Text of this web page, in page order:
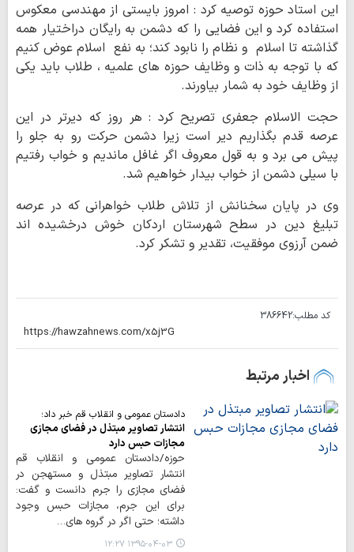
این استاد حوزه توصیه کرد : امروز بایستی از مهندسی معکوس
استفاده کرد و این فضایی را که دشمن به رایگان دراختیار همه
گذاشته تا اسلام و نظام را نابود کند؛ به نفع اسلام عوض کنیم
که با توجه به ذات و وظایف حوزه های علمیه ، طلاب باید یکی
از وظایف خود به شمار بیاورند.
حجت الاسلام جعفری تصریح کرد : هر روز که دیرتر در این
عرصه قدم بگذاریم دیر است زیرا دشمن حرکت رو به جلو را
پیش می برد و به قول معروف اگر غافل ماندیم و خواب رفتیم
با سیلی دشمن از خواب بیدار خواهیم شد.
وی در پایان سخنانش از تلاش طلاب خواهرانی که در عرصه
تبلیغ دین در سطح شهرستان اردکان خوش درخشیده اند
ضمن آرزوی موفقیت، تقدیر و تشکر کرد.
کد مطلب:386642
اخبار مرتبط
دادستان عمومی و انقلاب قم خبر داد؛
انتشار تصاویر مبتذل در فضای مجازی
مجازات حبس دارد
حوزه/دادستان عمومی و انقلاب قم
انتشار تصاویر مبتذل و مستهجن در
فضای مجازی را جرم دانست و گفت:
برای این جرم، مجازات حبس وجود
داشته؛ حتی اگر در گروه های…
۱۳۹۵-۰۴-۰۳ ۱۲:۲۷